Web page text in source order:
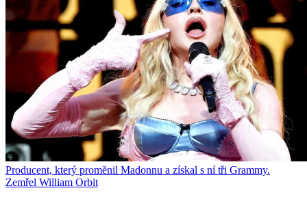
Producent, který proměnil Madonnu a získal s ní tři Grammy.
Zemřel William Orbit